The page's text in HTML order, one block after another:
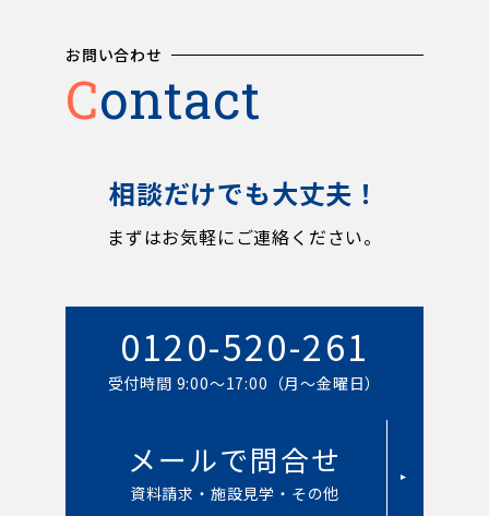
お問い合わせ
Contact
相談だけでも大丈夫！
まずはお気軽にご連絡ください。
0120-520-261
受付時間 9:00～17:00（月～金曜日）
メールで問合せ
資料請求・施設見学・その他